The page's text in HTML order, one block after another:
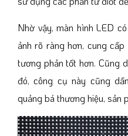
Nhờ vậy, màn hình LED
ảnh rõ ràng hơn, cung
tương phản tốt hơn. Cũng
đó, công cụ này cũng
quảng bá thương hiệu, sản